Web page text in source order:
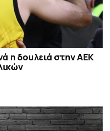
η δουλειά στην ΑΕΚ